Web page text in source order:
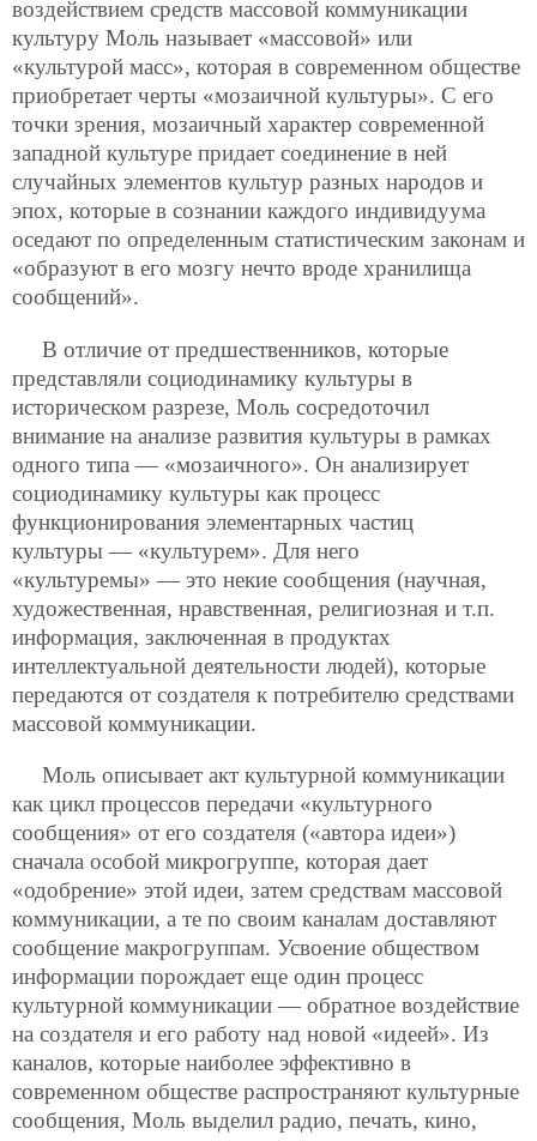
воздействием средств массовой коммуникации
культуру Моль называет «массовой» или
«культурой масс», которая в современном обществе
приобретает черты «мозаичной культуры». С его
точки зрения, мозаичный характер современной
западной культуре придает соединение в ней
случайных элементов культур разных народов и
эпох, которые в сознании каждого индивидуума
оседают по определенным статистическим законам и
«образуют в его мозгу нечто вроде хранилища
сообщений».
В отличие от предшественников, которые
представляли социодинамику культуры в
историческом разрезе, Моль сосредоточил
внимание на анализе развития культуры в рамках
одного типа — «мозаичного». Он анализирует
социодинамику культуры как процесс
функционирования элементарных частиц
культуры — «культурем». Для него
«культуремы» — это некие сообщения (научная,
художественная, нравственная, религиозная и т.п.
информация, заключенная в продуктах
интеллектуальной деятельности людей), которые
передаются от создателя к потребителю средствами
массовой коммуникации.
Моль описывает акт культурной коммуникации
как цикл процессов передачи «культурного
сообщения» от его создателя («автора идеи»)
сначала особой микрогруппе, которая дает
«одобрение» этой идеи, затем средствам массовой
коммуникации, а те по своим каналам доставляют
сообщение макрогруппам. Усвоение обществом
информации порождает еще один процесс
культурной коммуникации — обратное воздействие
на создателя и его работу над новой «идеей». Из
каналов, которые наиболее эффективно в
современном обществе распространяют культурные
сообщения, Моль выделил радио, печать, кино,